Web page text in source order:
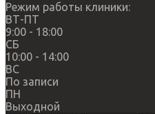
Режим работы клиники:
ВТ-ПТ
9:00 - 18:00
СБ
10:00 - 14:00
ВС
По записи
ПН
Выходной